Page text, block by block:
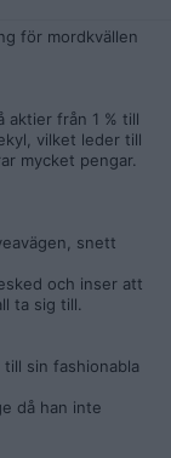
sig" för
för mordkvällen
aktier från 1 % till
vilket leder till
mycket pengar.
snett
och inser att
ta sig till.
sin fashionabla
då han inte